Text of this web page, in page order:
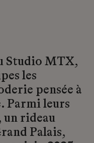
Studio MTX,
les
pensée à
Parmi leurs
un rideau
Palais,